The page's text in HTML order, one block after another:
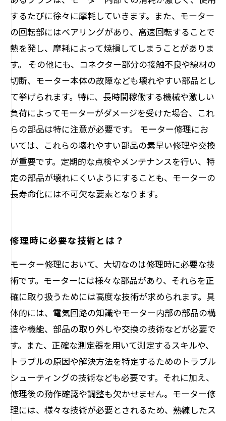
するたびに徐々に摩耗していきます。また、モーター
の回転部にはベアリングがあり、高速回転することで
熱を発し、摩耗によって焼損してしまうことがありま
す。 その他にも、コネクター部分の接触不良や線材の
切断、モーター本体の故障なども壊れやすい部品とし
て挙げられます。特に、長時間稼働する機械や激しい
負荷によってモーターがダメージを受けた場合、これ
らの部品は特に注意が必要です。 モーター修理にお
いては、これらの壊れやすい部品の素早い修理や交換
が重要です。定期的な点検やメンテナンスを行い、特
定の部品が壊れにくいようにすることも、モーターの
長寿命化には不可欠な要素となります。
修理時に必要な技術とは？
モーター修理において、大切なのは修理時に必要な技
術です。モーターには様々な部品があり、それらを正
確に取り扱うためには高度な技術が求められます。具
体的には、電気回路の知識やモーター内部の部品の構
造や機能、部品の取り外しや交換の技術などが必要で
す。また、正確な測定器を用いて測定するスキルや、
トラブルの原因や解決方法を特定するためのトラブル
シューティングの技術なども必要です。それに加え、
修理後の動作確認や調整も欠かせません。モーター修
理には、様々な技術が必要とされるため、熟練したス